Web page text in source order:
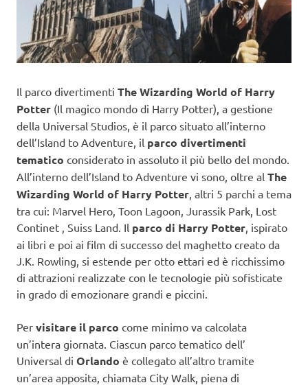
Il parco divertimenti The Wizarding World of Harry
Potter (Il magico mondo di Harry Potter), a gestione
della Universal Studios, è il parco situato all’interno
dell’Island to Adventure, il parco divertimenti
tematico considerato in assoluto il più bello del mondo.
All’interno dell’Island to Adventure vi sono, oltre al The
Wizarding World of Harry Potter , altri 5 parchi a tema
tra cui: Marvel Hero, Toon Lagoon, Jurassik Park, Lost
Continet , Suiss Land. Il parco di Harry Potter , ispirato
ai libri e poi ai film di successo del maghetto creato da
J.K. Rowling, si estende per otto ettari ed è ricchissimo
di attrazioni realizzate con le tecnologie più sofisticate
in grado di emozionare grandi e piccini.
Per visitare il parco come minimo va calcolata
un’intera giornata. Ciascun parco tematico dell’
Universal di Orlando è collegato all’altro tramite
un’area apposita, chiamata City Walk, piena di